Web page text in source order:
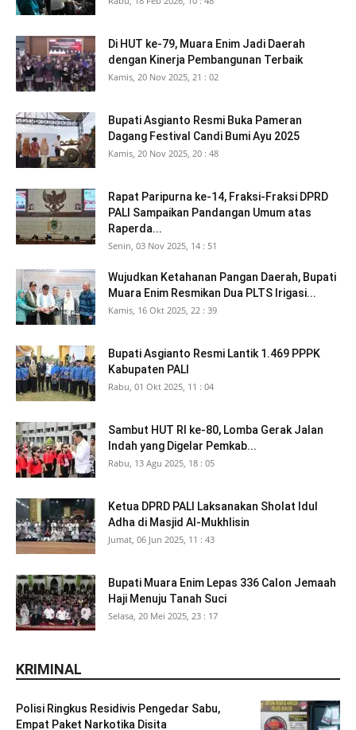
Di HUT ke-79, Muara Enim Jadi Daerah
dengan Kinerja Pembangunan Terbaik
Kamis, 20 Nov 2025, 21 : 02
Bupati Asgianto Resmi Buka Pameran
Dagang Festival Candi Bumi Ayu 2025
Kamis, 20 Nov 2025, 20 : 48
Rapat Paripurna ke-14, Fraksi-Fraksi DPRD
PALI Sampaikan Pandangan Umum atas
Raperda...
Senin, 03 Nov 2025, 14 : 51
Wujudkan Ketahanan Pangan Daerah, Bupati
Muara Enim Resmikan Dua PLTS Irigasi...
Kamis, 16 Okt 2025, 22 : 39
Bupati Asgianto Resmi Lantik 1.469 PPPK
Kabupaten PALI
Rabu, 01 Okt 2025, 11 : 04
Sambut HUT RI ke-80, Lomba Gerak Jalan
Indah yang Digelar Pemkab...
Rabu, 13 Agu 2025, 18 : 05
Ketua DPRD PALI Laksanakan Sholat Idul
Adha di Masjid Al-Mukhlisin
Jumat, 06 Jun 2025, 11 : 43
Bupati Muara Enim Lepas 336 Calon Jemaah
Haji Menuju Tanah Suci
Selasa, 20 Mei 2025, 23 : 17
KRIMINAL
Polisi Ringkus Residivis Pengedar Sabu,
Empat Paket Narkotika Disita